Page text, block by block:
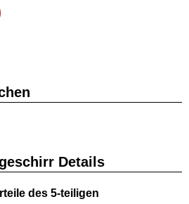
Details
des 5-teiligen